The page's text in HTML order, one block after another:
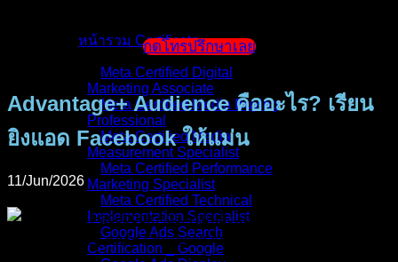
หน้ารวม Certificate
Meta Certified Digital
Marketing Associate
Meta Certified Media Buying
Professional
Meta Certified Media
Measurement Specialist
Meta Certified Performance
Marketing Specialist
Meta Certified Technical
Implementation Specialist
Google Ads Search
Certification _ Google
กดโทรปรึกษาเลย
Advantage+ Audience คืออะไร? เรียน
ยิงแอด Facebook ให้แม่น
11/Jun/2026